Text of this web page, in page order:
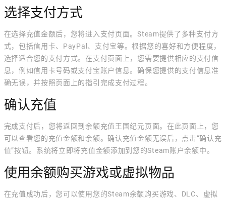
选择支付方式
在选择充值金额后，您将进入支付页面。Steam提供了多种支付方
式，包括信用卡、PayPal、支付宝等。根据您的喜好和方便程度，
选择适合您的支付方式。在支付页面上，您需要提供相应的支付信
息，例如信用卡号码或支付宝账户信息。确保您提供的支付信息准
确无误，并按照页面上的指引完成支付过程。
确认充值
完成支付后，您将返回到余额充值王国纪元页面。在此页面上，您
可以查看您的充值金额和余额。确认充值金额无误后，点击“确认充
值”按钮。系统将立即将充值金额添加到您的Steam账户余额中。
使用余额购买游戏或虚拟物品
在充值成功后，您可以使用您的Steam余额购买游戏、DLC、虚拟